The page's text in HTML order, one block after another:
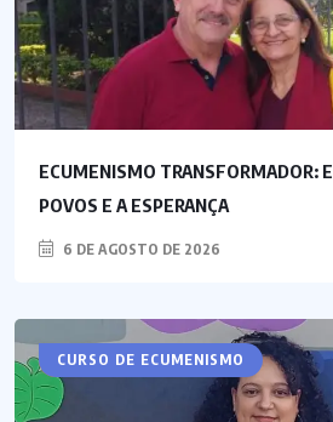
ECUMENISMO TRANSFORMADOR:
POVOS E A ESPERANÇA
6 DE AGOSTO DE 2026
ARTIGOS
CURSO DE ECUMENISMO